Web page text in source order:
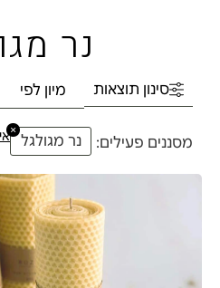
נר
סינון תוצאות
מסננים פעילים: נר מגולגל
×